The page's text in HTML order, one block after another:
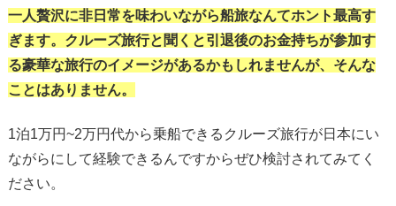
一人贅沢に非日常を味わいながら船旅なんてホント最高す
ぎます。クルーズ旅行と聞くと引退後のお金持ちが参加す
る豪華な旅行のイメージがあるかもしれませんが、そんな
ことはありません。
1泊1万円~2万円代から乗船できるクルーズ旅行が日本にい
ながらにして経験できるんですからぜひ検討されてみてく
ださい。